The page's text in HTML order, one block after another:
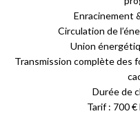
Enracinement
Circulation de
Union
Transmission complète des
Durée de
Tarif : 700 €